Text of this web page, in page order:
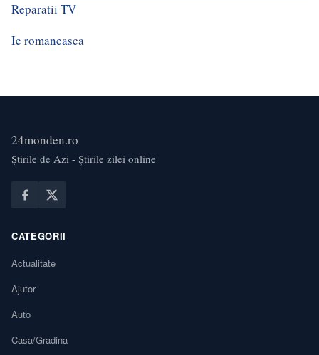
Reparatii TV
Ie romaneasca
24monden.ro
Știrile de Azi - Știrile zilei online
CATEGORII
Actualitate
Ajutor
Auto
Casa/Gradina